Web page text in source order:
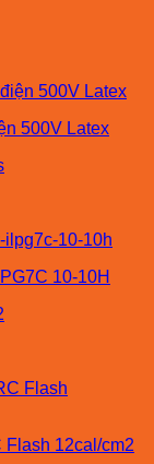
500V Latex
10-10H
Flash 12cal/cm2